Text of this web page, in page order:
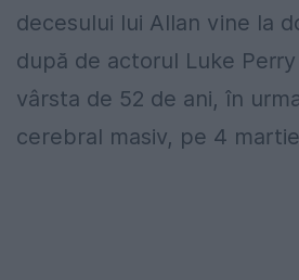
decesului lui Allan vine la
după de actorul Luke
vârsta de 52 de ani, în
cerebral masiv, pe 4